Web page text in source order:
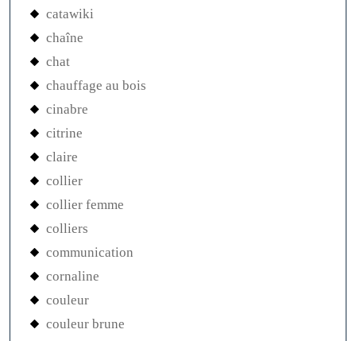
catawiki
chaîne
chat
chauffage au bois
cinabre
citrine
claire
collier
collier femme
colliers
communication
cornaline
couleur
couleur brune